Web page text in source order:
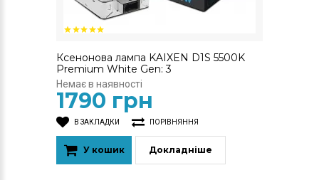
Ксенонова лампа KAIXEN D1S 5500K
Premium White Gen: 3
Немає в наявності
1790 грн
В ЗАКЛАДКИ ПОРІВНЯННЯ
У кошик Докладніше